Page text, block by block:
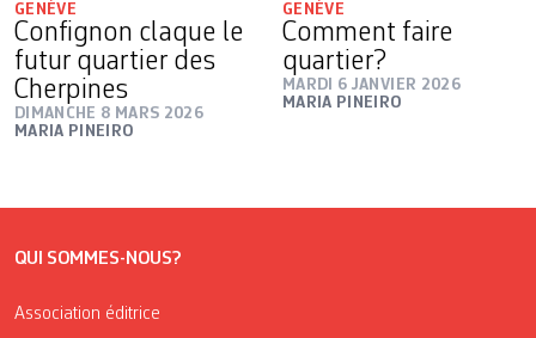
GENÈVE
Confignon claque le
futur quartier des
Cherpines
DIMANCHE 8 MARS 2026
MARIA PINEIRO
GENÈVE
Comment faire
quartier?
MARDI 6 JANVIER 2026
MARIA PINEIRO
QUI SOMMES-NOUS?
Association éditrice